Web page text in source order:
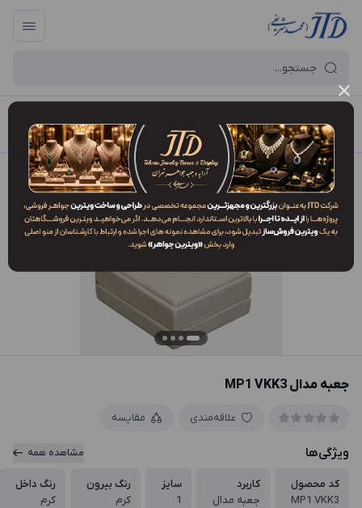
آرایه و جعبه جواهر تهران / فهرست محصولات / جعبه مدال MP1 VKK3
جعبه مدال MP1 VKK3
علاقه‌مندی مقایسه
ویژگی‌ها مشاهده همه
کد محصول
MP1 VKK3
کاربرد
جعبه مدال
سایز
1
رنگ بیرون
کرم
رنگ داخل
کرم